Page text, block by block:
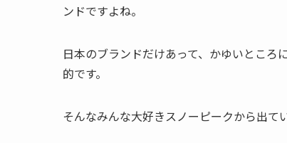
ンドですよね。
日本のブランドだけあって、かゆいとこ
的です。
そんなみんな大好きスノーピークから出